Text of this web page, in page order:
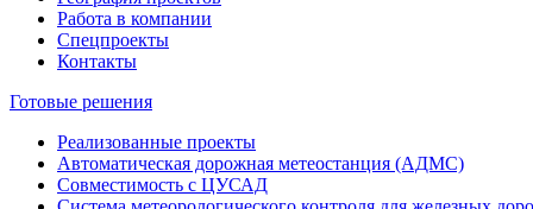
Работа в компании
Спецпроекты
Контакты
Готовые решения
Реализованные проекты
Автоматическая дорожная метеостанция (АДМС)
Совместимость с ЦУСАД